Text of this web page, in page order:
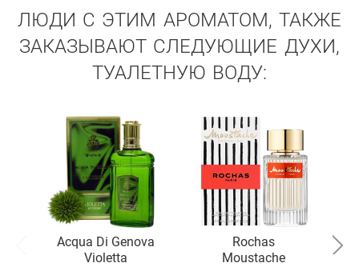
ЛЮДИ С ЭТИМ АРОМАТОМ, ТАКЖЕ
ЗАКАЗЫВАЮТ СЛЕДУЮЩИЕ ДУХИ,
ТУАЛЕТНУЮ ВОДУ:
Acqua Di Genova
Violetta
Rochas
Moustache